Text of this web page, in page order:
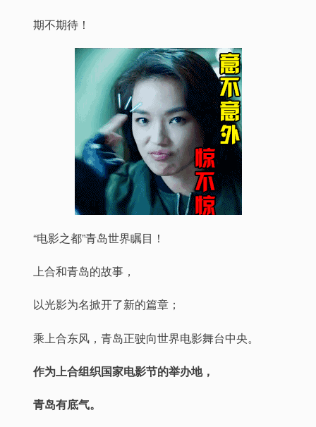
期不期待！
“电影之都”青岛世界瞩目！
上合和青岛的故事，
以光影为名掀开了新的篇章；
乘上合东风，青岛正驶向世界电影舞台中央。
作为上合组织国家电影节的举办地，
青岛有底气。